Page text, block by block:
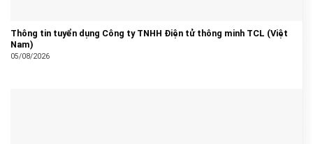
Thông tin tuyển dụng Công ty TNHH Điện tử thông minh TCL (Việt
Nam)
05/08/2026